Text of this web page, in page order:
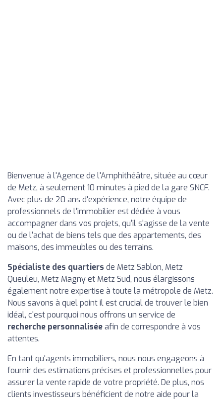
Bienvenue à l'Agence de l'Amphithéâtre, située au cœur
de Metz, à seulement 10 minutes à pied de la gare SNCF.
Avec plus de 20 ans d'expérience, notre équipe de
professionnels de l'immobilier est dédiée à vous
accompagner dans vos projets, qu'il s'agisse de la vente
ou de l'achat de biens tels que des appartements, des
maisons, des immeubles ou des terrains.
Spécialiste des quartiers de Metz Sablon, Metz
Queuleu, Metz Magny et Metz Sud, nous élargissons
également notre expertise à toute la métropole de Metz.
Nous savons à quel point il est crucial de trouver le bien
idéal, c'est pourquoi nous offrons un service de
recherche personnaliséeafin de correspondre à vos
attentes.
En tant qu'agents immobiliers, nous nous engageons à
fournir des estimations précises et professionnelles pour
assurer la vente rapide de votre propriété. De plus, nos
clients investisseurs bénéficient de notre aide pour la